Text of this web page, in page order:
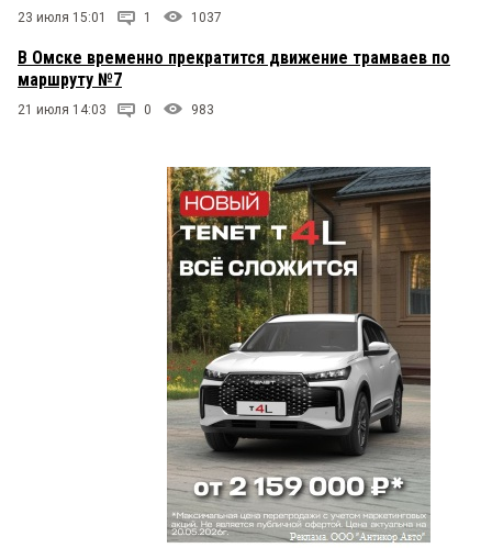
23 июля 15:01 1 1037
В Омске временно прекратится движение трамваев по
маршруту №7
21 июля 14:03 0 983